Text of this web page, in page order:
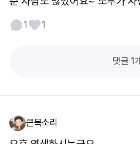
1 1
댓글 1
큰목소리